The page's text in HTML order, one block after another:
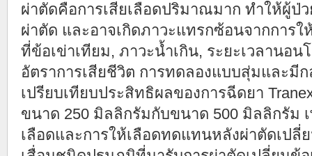
ผ่าตัดคือการเสียเลือดปริมาณมาก ทำให้ผู้ป่
ผ่าตัด และอาจเกิดภาวะแทรกซ้อนจากการ
ที่ข้อเข่าเทียม, ภาวะน้ำเกิน, ระยะเวลานอ
อัตราการเสียชีวิต การทดลองแบบสุ่มและมี
เปรียบเทียบประสิทธิผลของการฉีดยา
ขนาด 250 มิลลิกรัมกับขนาด 500 มิลลิกรัม
เลือดและการให้เลือดทดแทนหลังผ่าตัดเปลี่